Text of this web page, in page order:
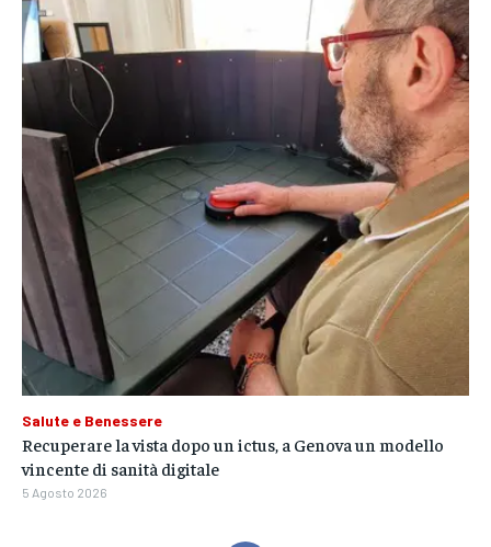
Salute e Benessere
Recuperare la vista dopo un ictus, a Genova un modello
vincente di sanità digitale
5 Agosto 2026